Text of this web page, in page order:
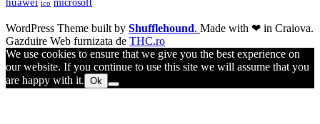
ico microsoft
WordPress Theme built by Shufflehound. Made with ❤ in Craiova.
Gazduire Web furnizata de THC.ro
We use cookies to ensure that we give you the best experience on
our website. If you continue to use this site we will assume that you
are happy with it. Ok